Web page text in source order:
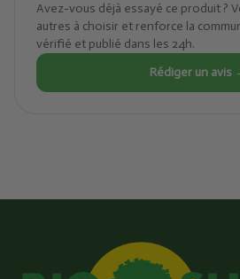
Avez-vous déjà essayé ce produit ?
autres à choisir et renforce la
vérifié et publié dans les 24h.
Rédiger un avis